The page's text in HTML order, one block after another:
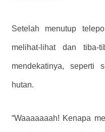
Setelah menutup
melihat-lihat dan tiba-
mendekatinya, seperti
hutan.
“Waaaaaaah! Kenapa